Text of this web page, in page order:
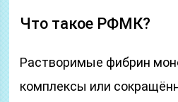
Что такое РФМК?
Растворимые фибрин
комплексы или